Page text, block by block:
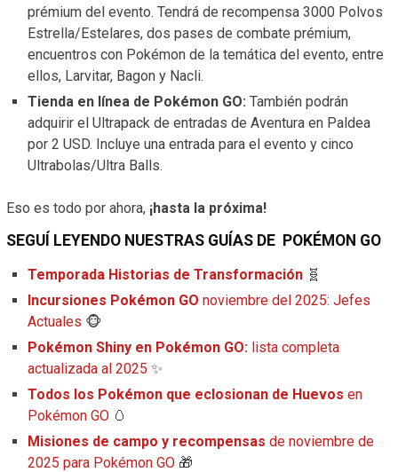
prémium del evento. Tendrá de recompensa 3000 Polvos
Estrella/Estelares, dos pases de combate prémium,
encuentros con Pokémon de la temática del evento, entre
ellos, Larvitar, Bagon y Nacli.
Tienda en línea de Pokémon GO: También podrán
adquirir el Ultrapack de entradas de Aventura en Paldea
por 2 USD. Incluye una entrada para el evento y cinco
Ultrabolas/Ultra Balls.
Eso es todo por ahora, ¡hasta la próxima!
SEGUÍ LEYENDO NUESTRAS GUÍAS DE POKÉMON GO
Temporada Historias de Transformación 🧬
Incursiones Pokémon GO noviembre del 2025: Jefes
Actuales 🐵
Pokémon Shiny en Pokémon GO: lista completa
actualizada al 2025 ✨
Todos los Pokémon que eclosionan de Huevos en
Pokémon GO 🥚
Misiones de campo y recompensas de noviembre de
2025 para Pokémon GO 🎁